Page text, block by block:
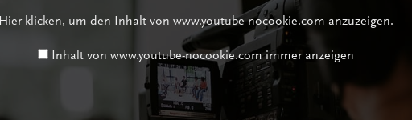
Hier klicken, um den Inhalt von www.youtube-nocookie.com anzuzeigen.
Inhalt von www.youtube-nocookie.com immer anzeigen